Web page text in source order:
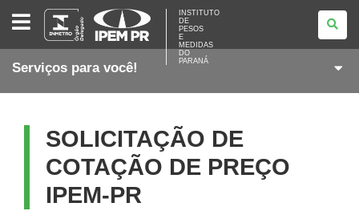
INSTITUTO
PESOS
E
DO
INSTITUTO
DE
PESOS
E
MEDIDAS
DO
PARANÁ
Serviços para você!
SOLICITAÇÃO DE
COTAÇÃO DE PREÇO
IPEM-PR